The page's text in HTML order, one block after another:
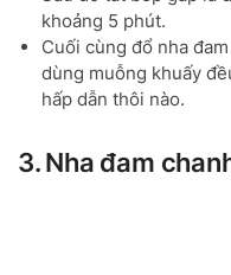
khoảng 5 phút.
Cuối cùng đổ nha
dùng muỗng khuấy
hấp dẫn thôi nào.
3. Nha đam